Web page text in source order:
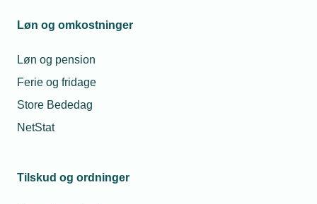
Løn og omkostninger
Løn og pension
Ferie og fridage
Store Bededag
NetStat
Tilskud og ordninger